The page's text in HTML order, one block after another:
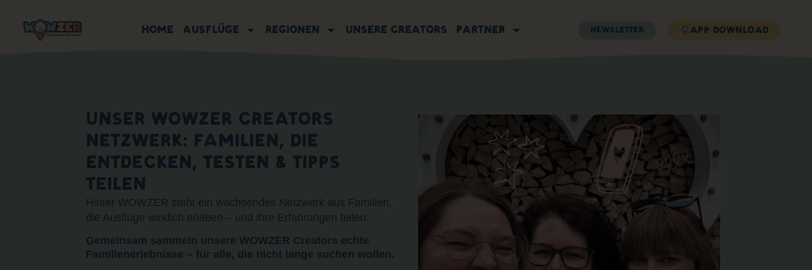
HOME AUSFLÜGE REGIONEN UNSERE CREATORS PARTNER NEWSLETTER APP DOWNLOAD
UNSER WOWZER CREATORS
NETZWERK: FAMILIEN, DIE
ENTDECKEN, TESTEN & TIPPS
TEILEN
Hinter WOWZER steht ein wachsendes Netzwerk aus Familien,
die Ausflüge wirklich erleben – und ihre Erfahrungen teilen.
Gemeinsam sammeln unsere WOWZER Creators echte
Familienerlebnisse – für alle, die nicht lange suchen wollen.